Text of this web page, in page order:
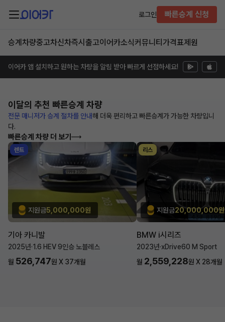
로그인 빠른승계 신청
승계차량중고차신차즉시출고이어카소식커뮤니티 가격표제원
이어카 앱 설치하고 원하는 차량을 알림 받아 빠르게 선점하세요!
이달의 추천 빠른승계 차량
전문 매니저가 승계 절차를 안내해 더욱 편리하고 빠른승계가 가능한 차량입니
다.
빠른승계 차량 더 보기
렌트
지원금5,000,000원
기아 카니발
2025년·1.6 HEV 9인승 노블레스
월 526,747원 X 37개월
리스
지원금20,000,000원
BMW i시리즈
2023년·xDrive60 M Sport
월 2,559,228원 X 28개월